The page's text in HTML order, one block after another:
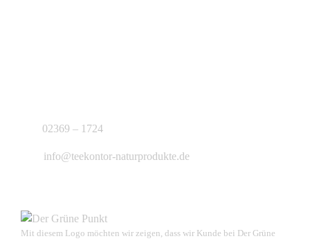
02369 – 1724
info@teekontor-naturprodukte.de
Mit diesem Logo möchten wir zeigen, dass wir Kunde bei Der Grüne